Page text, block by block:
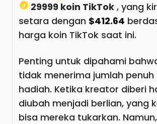
29999 koin TikTok , yang
setara dengan $412.64
harga koin TikTok saat ini.
Penting untuk dipahami
tidak menerima jumlah penuh
hadiah. Ketika kreator diberi
diubah menjadi berlian, yang
bisa mereka tukarkan.